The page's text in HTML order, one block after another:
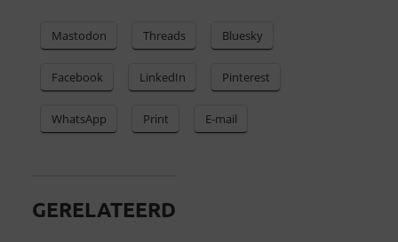
Mastodon Threads Bluesky
Facebook LinkedIn Pinterest
WhatsApp Print E-mail
GERELATEERD